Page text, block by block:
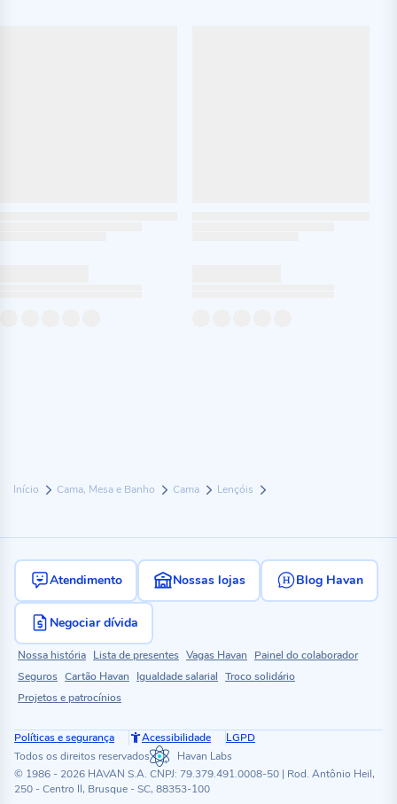
Início Cama, Mesa e Banho Cama Lençóis
Atendimento Nossas lojas Blog Havan
Negociar dívida
Nossa história Lista de presentes Vagas Havan
Painel do colaborador
Seguros Cartão Havan Igualdade salarial Troco solidário
Projetos e patrocínios
Políticas e segurança Acessibilidade
LGPD
Todos os direitos reservados
Havan Labs
© 1986 - 2026 HAVAN S.A. CNPJ: 79.379.491.0008-50 | Rod. Antônio Heil,
250 - Centro II, Brusque - SC, 88353-100